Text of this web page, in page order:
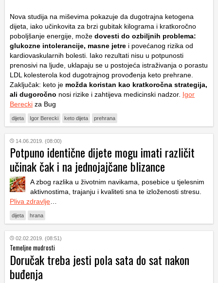
Nova studija na miševima pokazuje da dugotrajna ketogena
dijeta, iako učinkovita za brzi gubitak kilograma i kratkoročno
poboljšanje energije, može dovesti do ozbiljnih problema:
glukozne intolerancije, masne jetre i povećanog rizika od
kardiovaskularnih bolesti. Iako rezultati nisu u potpunosti
prenosivi na ljude, uklapaju se u postojeća istraživanja o porastu
LDL kolesterola kod dugotrajnog provođenja keto prehrane.
Zaključak: keto je možda koristan kao kratkoročna strategija,
ali dugoročno nosi rizike i zahtijeva medicinski nadzor. Igor
Berecki za Bug
dijeta Igor Berecki keto dijeta prehrana
14.06.2019. (08:00)
Potpuno identične dijete mogu imati različit
učinak čak i na jednojajčane blizance
A zbog razlika u životnim navikama, posebice u tjelesnim
aktivnostima, trajanju i kvaliteti sna te izloženosti stresu.
Pliva zdravlje
dijeta hrana
02.02.2019. (08:51)
Temeljne mudrosti
Doručak treba jesti pola sata do sat nakon
buđenja